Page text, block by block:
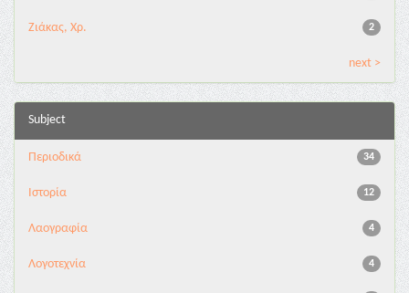
2
Ζιάκας, Χρ.
next >
Subject
34
Περιοδικά
12
Ιστορία
4
Λαογραφία
4
Λογοτεχνία